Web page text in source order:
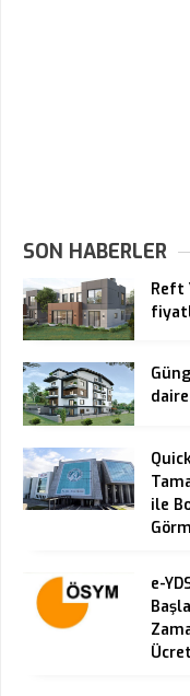
SON HABERLER
Reft
ile
e-